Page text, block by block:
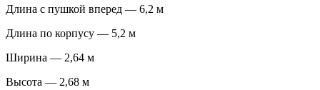
Длина с пушкой вперед — 6,2 м
Длина по корпусу — 5,2 м
Ширина — 2,64 м
Высота — 2,68 м